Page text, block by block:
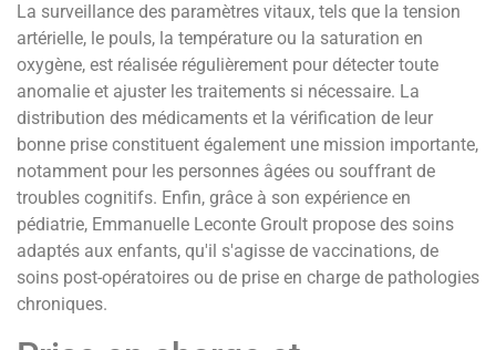
La surveillance des paramètres vitaux, tels que la tension
artérielle, le pouls, la température ou la saturation en
oxygène, est réalisée régulièrement pour détecter toute
anomalie et ajuster les traitements si nécessaire. La
distribution des médicaments et la vérification de leur
bonne prise constituent également une mission importante,
notamment pour les personnes âgées ou souffrant de
troubles cognitifs. Enfin, grâce à son expérience en
pédiatrie, Emmanuelle Leconte Groult propose des soins
adaptés aux enfants, qu'il s'agisse de vaccinations, de
soins post-opératoires ou de prise en charge de pathologies
chroniques.